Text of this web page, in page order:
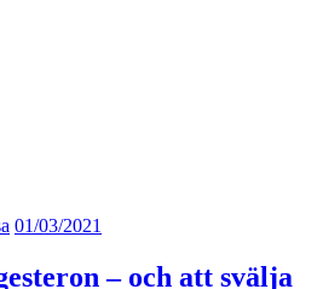
01/03/2021
– och att svälja